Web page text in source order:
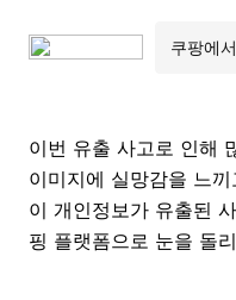
이번 유출 사고로 인해
이미지에 실망감을 느
이 개인정보가 유출된
핑 플랫폼으로 눈을 돌